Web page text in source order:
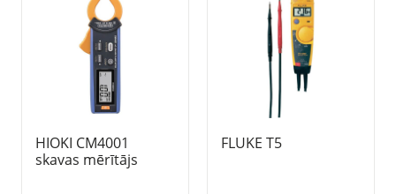
HIOKI CM4001
skavas mērītājs
FLUKE T5